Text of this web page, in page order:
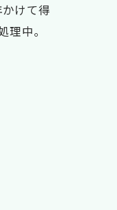
けて得
中。